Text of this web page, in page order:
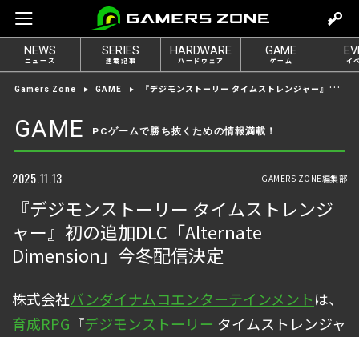
e
t
o
g
n
NEWS
ニュース
SERIES
連載記事
HARDWARE
ハードウェア
GAME
ゲーム イ
Gamers Zone GAME 『デジモンストーリー タイムストレンジャー』初の追加DLC「Alternate Dimension」今冬配信決定
GAME PCゲームで勝ち抜くための情報満載！
2025.11.13 GAMERS ZONE編集部
『デジモンストーリー タイムストレンジ
ャー』初の追加DLC「Alternate
Dimension」今冬配信決定
株式会社バンダイナムコエンターテインメントは、
育成RPG 『デジモンストーリー タイムストレンジャ